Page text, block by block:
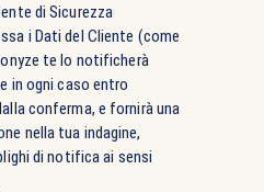
di Sicurezza
i Dati del Cliente (come
te lo notificherà
in ogni caso entro
conferma, e fornirà una
nella tua indagine,
di notifica ai sensi